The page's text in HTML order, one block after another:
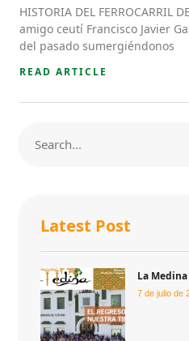
HISTORIA DEL FERROCARRIL
amigo ceutí Francisco Javier
del pasado sumergiéndonos
READ ARTICLE
Latest Post
La Medina
7 de julio de